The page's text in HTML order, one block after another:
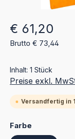
Regulärer Preis:
€ 61,20
Brutto € 73,44
Inhalt: 1 Stück
Preise exkl.
Versandfertig in
Farbe